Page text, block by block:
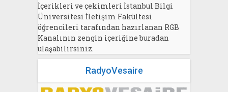
İçerikleri ve çekimleri İstanbul Bilgi
Üniversitesi İletişim Fakültesi
öğrencileri tarafından hazırlanan RGB
Kanalının zengin içeriğine buradan
ulaşabilirsiniz.
RadyoVesaire